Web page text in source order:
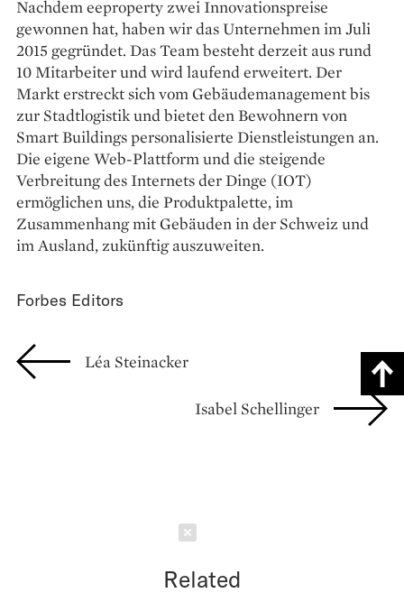
Nachdem eeproperty zwei Innovationspreise
gewonnen hat, haben wir das Unternehmen im Juli
2015 gegründet. Das Team besteht derzeit aus rund
10 Mitarbeiter und wird laufend erweitert. Der
Markt erstreckt sich vom Gebäudemanagement bis
zur Stadtlogistik und bietet den Bewohnern von
Smart Buildings personalisierte Dienstleistungen an.
Die eigene Web-Plattform und die steigende
Verbreitung des Internets der Dinge (IOT)
ermöglichen uns, die Produktpalette, im
Zusammenhang mit Gebäuden in der Schweiz und
im Ausland, zukünftig auszuweiten.
Forbes Editors
Léa Steinacker
Isabel Schellinger
Related